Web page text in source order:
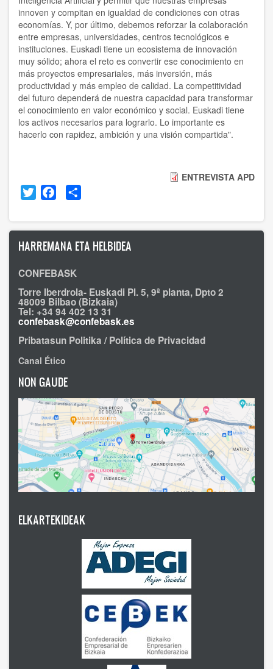
innoven y compitan en igualdad de condiciones con otras
economías. Y, por último, debemos reforzar la colaboración
entre empresas, universidades, centros tecnológicos e
instituciones. Euskadi tiene un ecosistema de innovación
muy sólido; ahora el reto es convertir ese conocimiento en
más proyectos empresariales, más inversión, más
productividad y más empleo de calidad. La competitividad
del futuro dependerá de nuestra capacidad para transformar
el conocimiento en valor económico y social. Euskadi tiene
los activos necesarios para lograrlo. Lo importante es
hacerlo con rapidez, ambición y una visión compartida".
ENTREVISTA APD
Twitter Facebook
HARREMANA ETA HELBIDEA
CONFEBASK
Torre Iberdrola- Euskadi Pl. 5, 9ª planta, Dpto 2
48009 Bilbao (Bizkaia)
Tel: +34 94 402 13 31
confebask@confebask.es
Pribatasun Politika / Política de Privacidad
Canal Ético
NON GAUDE
ELKARTEKIDEAK